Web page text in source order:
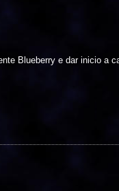
Blueberry e dar inicio a